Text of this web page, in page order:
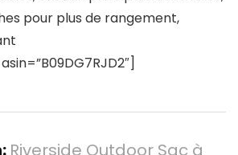
pour plus de rangement,
Riverside Outdoor Sac à